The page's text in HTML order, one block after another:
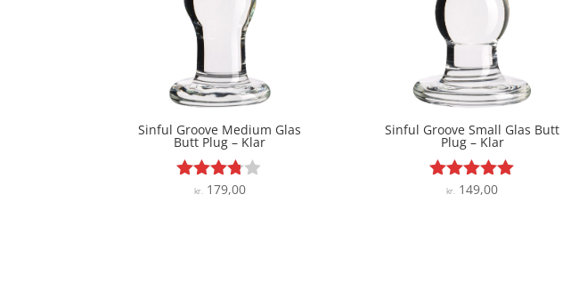
Sinful Groove Medium Glas
Butt Plug – Klar
Vurderet
kr.179,00
Sinful Groove Small Glas Butt
Plug – Klar
Vurderet
kr. 149,00